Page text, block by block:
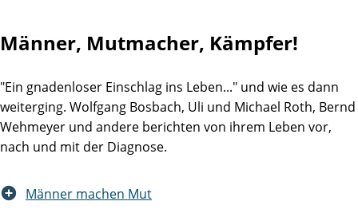
Männer, Mutmacher, Kämpfer!
"Ein gnadenloser Einschlag ins Leben..." und wie es dann
weiterging. Wolfgang Bosbach, Uli und Michael Roth, Bernd
Wehmeyer und andere berichten von ihrem Leben vor,
nach und mit der Diagnose.
Männer machen Mut